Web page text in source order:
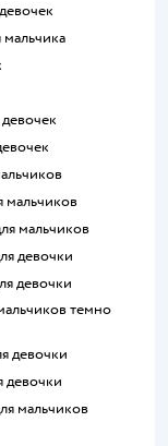
мальчика
мальчиков
мальчиков
девочки
девочки
девочки
девочки
мальчиков